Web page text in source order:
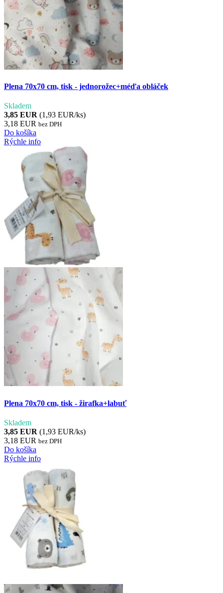
Plena 70x70 cm, tisk - jednorožec+méďa obláček
Skladem
3,85 EUR (1,93 EUR/ks)
3,18 EUR bez DPH
Do košíka
Rýchle info
Plena 70x70 cm, tisk - žirafka+labuť
Skladem
3,85 EUR (1,93 EUR/ks)
3,18 EUR bez DPH
Do košíka
Rýchle info